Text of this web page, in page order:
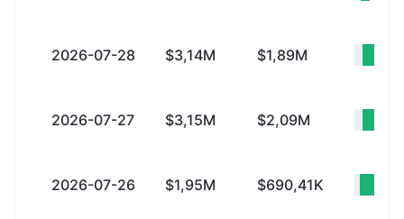
2026-07-28 $3,14M $1,89M
2026-07-27 $3,15M $2,09M
2026-07-26 $1,95M $690,41K